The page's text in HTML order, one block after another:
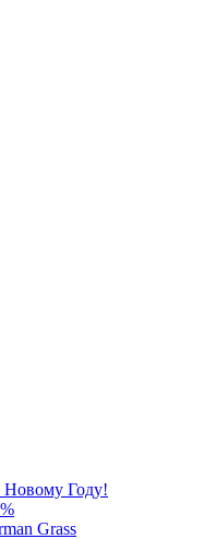
Новому Году!
Grass